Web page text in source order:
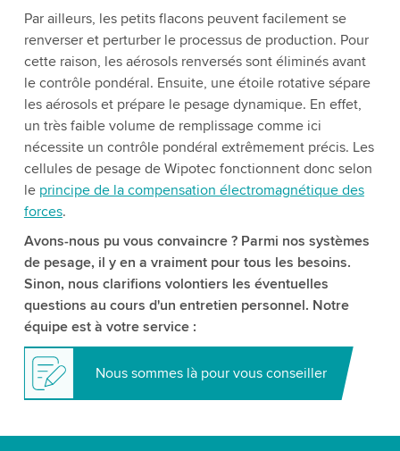
Par ailleurs, les petits flacons peuvent facilement se
renverser et perturber le processus de production. Pour
cette raison, les aérosols renversés sont éliminés avant
le contrôle pondéral. Ensuite, une étoile rotative sépare
les aérosols et prépare le pesage dynamique. En effet,
un très faible volume de remplissage comme ici
nécessite un contrôle pondéral extrêmement précis. Les
cellules de pesage de Wipotec fonctionnent donc selon
le principe de la compensation électromagnétique des
forces.
Avons-nous pu vous convaincre ? Parmi nos systèmes
de pesage, il y en a vraiment pour tous les besoins.
Sinon, nous clarifions volontiers les éventuelles
questions au cours d'un entretien personnel. Notre
équipe est à votre service :
Nous sommes là pour vous conseiller